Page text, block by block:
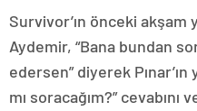
Survivor’ın önceki akşam
Aydemir, “Bana bundan
edersen” diyerek Pınar’ın
mı soracağım?”